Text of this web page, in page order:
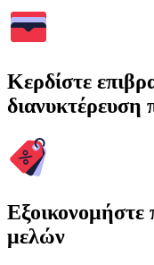
Κερδίστε
διανυκτέρευση
Εξοικονομήστε
μελών